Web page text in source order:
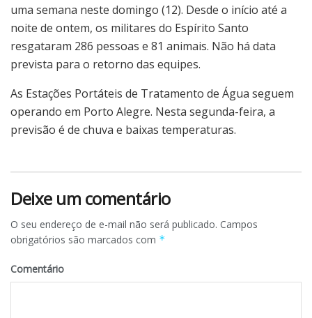
uma semana neste domingo (12). Desde o início até a
noite de ontem, os militares do Espírito Santo
resgataram 286 pessoas e 81 animais. Não há data
prevista para o retorno das equipes.
As Estações Portáteis de Tratamento de Água seguem
operando em Porto Alegre. Nesta segunda-feira, a
previsão é de chuva e baixas temperaturas.
Deixe um comentário
O seu endereço de e-mail não será publicado. Campos
obrigatórios são marcados com *
Comentário